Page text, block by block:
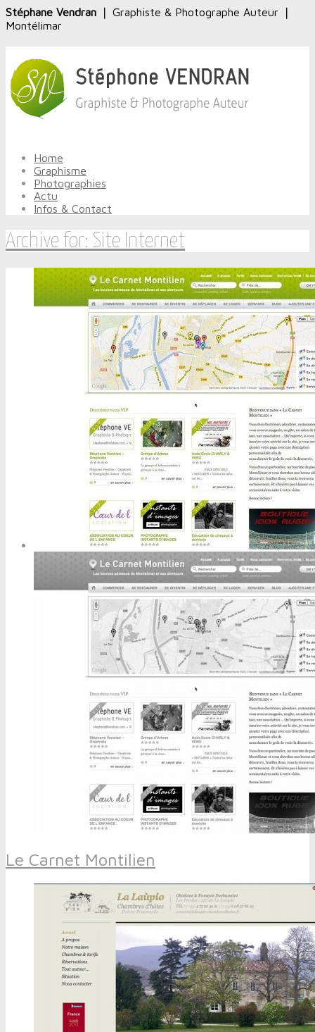
Stéphane Vendran ❘ Graphiste & Photographe Auteur ❘
Montélimar
Home
Graphisme
Photographies
Actu
Infos & Contact
Archive for: Site Internet
Le Carnet Montilien